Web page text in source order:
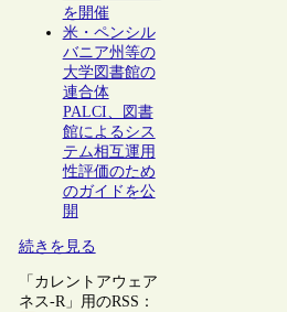
を開催
米・ペンシル
バニア州等の
大学図書館の
連合体
PALCI、図書
館によるシス
テム相互運用
性評価のため
のガイドを公
開
続きを見る
「カレントアウェア
ネス-R」用のRSS：